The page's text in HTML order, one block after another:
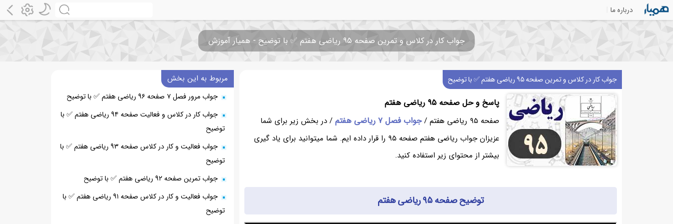
درباره ما
جواب کار در کلاس و تمرین صفحه ۹۵ ریاضی هفتم ✅ با توضیح - همیار آموزش
جواب کار در کلاس و تمرین صفحه ۹۵ ریاضی هفتم ✅ با توضیح
پاسخ و حل صفحه ۹۵ ریاضی هفتم
صفحه ۹۵ ریاضی هفتم / جواب فصل ۷ ریاضی هفتم
/ در بخش زیر برای شما
عزیزان جواب ریاضی هفتم صفحه ۹۵ را قرار داده ایم. شما میتوانید برای یاد گیری
بیشتر از محتوای زیر استفاده کنید.
توضیح صفحه ۹۵ ریاضی هفتم
مربوط به این بخش
جواب مرور فصل ۷ صفحه ۹۶ ریاضی هفتم ✅ با توضیح
جواب کار در کلاس و فعالیت صفحه ۹۴ ریاضی هفتم ✅ با
توضیح
جواب فعالیت و کار در کلاس صفحه ۹۳ ریاضی هفتم ✅ با
توضیح
جواب تمرین صفحه ۹۲ ریاضی هفتم ✅ با توضیح
جواب فعالیت و کار در کلاس صفحه ۹۱ ریاضی هفتم ✅ با
توضیح